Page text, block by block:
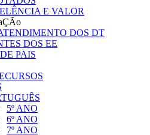
E VALOR
DOS DT
DOS EE
PAIS
5º ANO
6º ANO
7º ANO